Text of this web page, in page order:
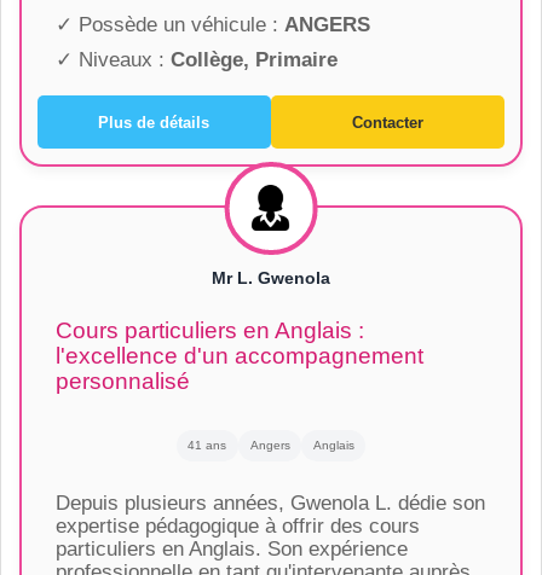
✓ Possède un véhicule : ANGERS
✓ Niveaux : Collège, Primaire
Plus de détails Contacter
Mr L. Gwenola
Cours particuliers en Anglais :
l'excellence d'un accompagnement
personnalisé
41 ans Angers Anglais
Depuis plusieurs années, Gwenola L. dédie son
expertise pédagogique à offrir des cours
particuliers en Anglais. Son expérience